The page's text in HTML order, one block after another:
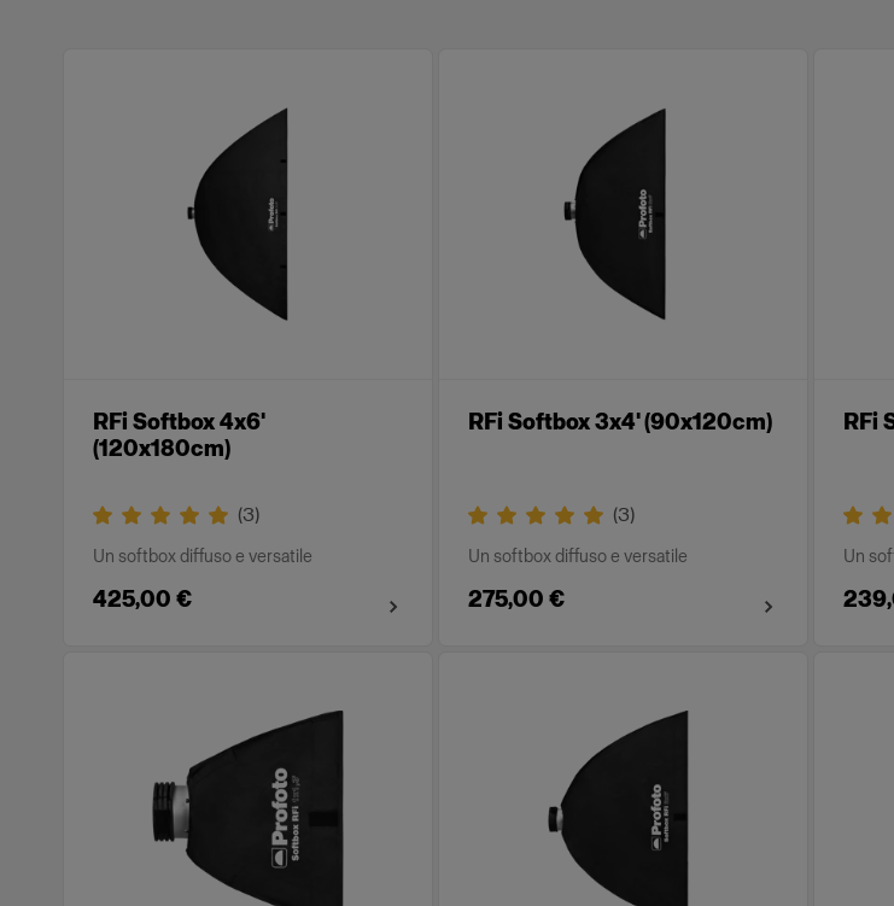
RFi Softbox 4x6'
(120x180cm)
(3)
Un softbox diffuso e versatile
425,00 €
RFi Softbox 3x4' (90x120cm)
(3)
Un softbox diffuso e versatile
275,00 €
RFi
Un